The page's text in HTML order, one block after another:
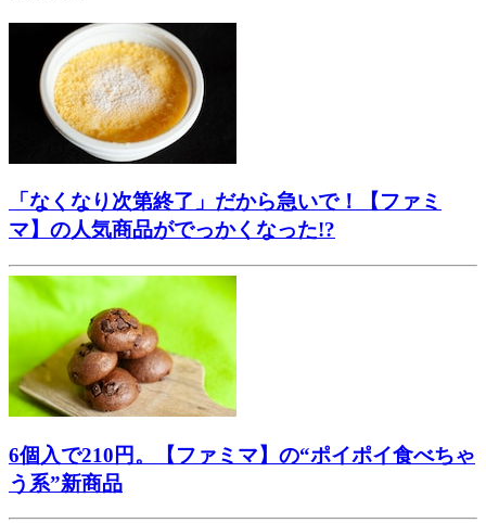
「なくなり次第終了」だから急いで！【ファミ
マ】の人気商品がでっかくなった!?
6個入で210円。【ファミマ】の“ポイポイ食べちゃ
う系”新商品